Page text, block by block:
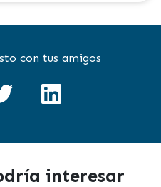
con tus amigos
interesar